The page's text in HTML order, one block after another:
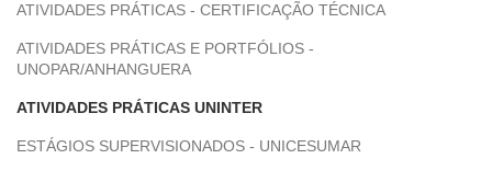
ATIVIDADES PRÁTICAS - CERTIFICAÇÃO TÉCNICA
ATIVIDADES PRÁTICAS E PORTFÓLIOS -
UNOPAR/ANHANGUERA
ATIVIDADES PRÁTICAS UNINTER
ESTÁGIOS SUPERVISIONADOS - UNICESUMAR